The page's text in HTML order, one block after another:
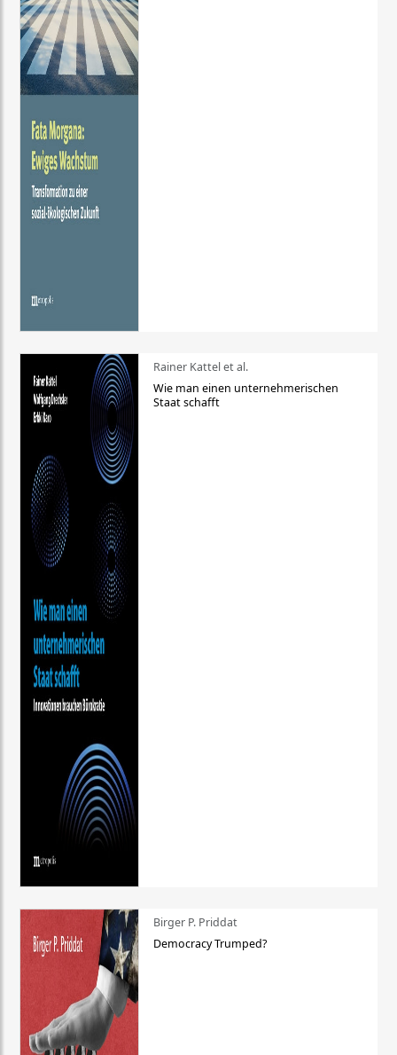
Rainer Kattel et al.
Wie man einen unternehmerischen
Staat schafft
Birger P. Priddat
Democracy Trumped?